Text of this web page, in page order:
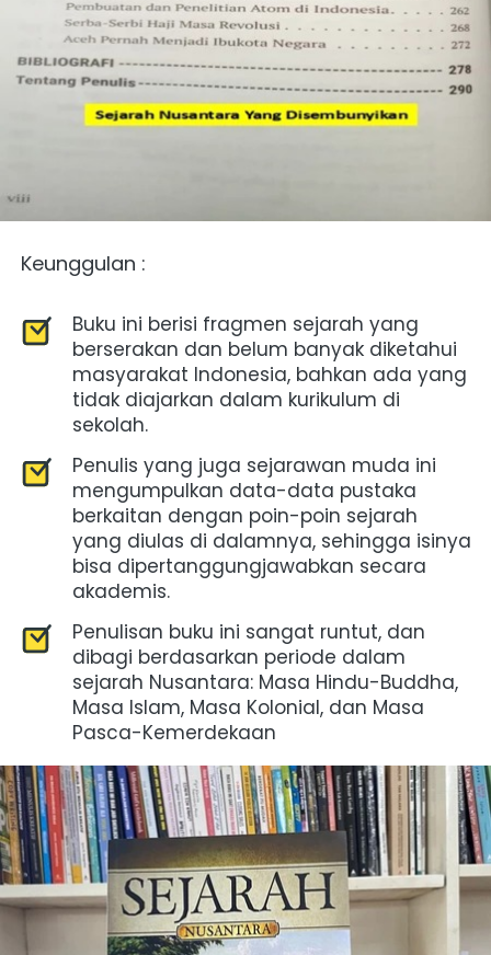
Keunggulan :
Buku ini berisi fragmen sejarah yang
berserakan dan belum banyak diketahui
masyarakat Indonesia, bahkan ada yang
tidak diajarkan dalam kurikulum di
sekolah.
Penulis yang juga sejarawan muda ini
mengumpulkan data-data pustaka
berkaitan dengan poin-poin sejarah
yang diulas di dalamnya, sehingga isinya
bisa dipertanggungjawabkan secara
akademis.
Penulisan buku ini sangat runtut, dan
dibagi berdasarkan periode dalam
sejarah Nusantara: Masa Hindu-Buddha,
Masa Islam, Masa Kolonial, dan Masa
Pasca-Kemerdekaan